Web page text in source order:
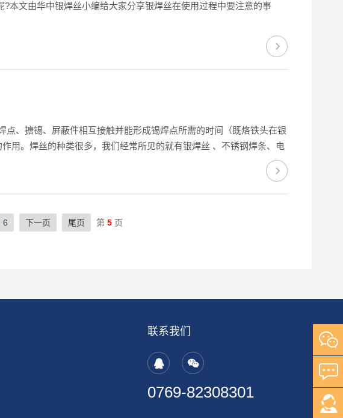
本文由华中银焊丝小编给大家分享银焊丝在使用过程中要注意的事
、搪锡、屏蔽件相互接触并能形成锡焊点所需的时间（既烙铁头在银
用。焊丝的种类很多，我们经常所见的就有银焊丝 、不锈钢焊条、电
6 下一页 尾页 第 5页
联系我们
0769-82308301